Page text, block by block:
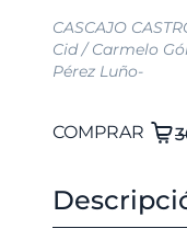
CASCAJO
Cid / Carmelo
Pérez Luño-
Los
Significación,
COMPRAR